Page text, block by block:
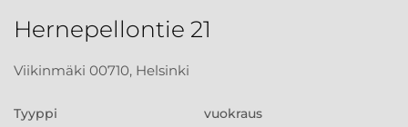
Hernepellontie 21
Viikinmäki 00710, Helsinki
Tyyppi vuokraus